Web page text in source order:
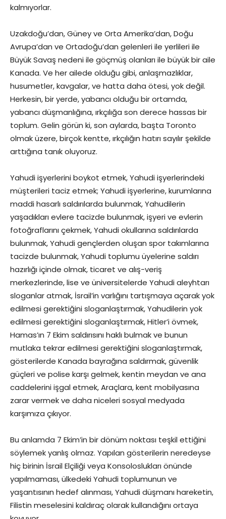
kalmıyorlar.
Uzakdoğu’dan, Güney ve Orta Amerika’dan, Doğu
Avrupa’dan ve Ortadoğu’dan gelenleri ile yerlileri ile
Büyük Savaş nedeni ile göçmüş olanları ile büyük bir aile
Kanada. Ve her ailede olduğu gibi, anlaşmazlıklar,
husumetler, kavgalar, ve hatta daha ötesi, yok değil.
Herkesin, bir yerde, yabancı olduğu bir ortamda,
yabancı düşmanlığına, ırkçılığa son derece hassas bir
toplum. Gelin görün ki, son aylarda, başta Toronto
olmak üzere, birçok kentte, ırkçılığın hatırı sayılır şekilde
arttığına tanık oluyoruz.
Yahudi işyerlerini boykot etmek, Yahudi işyerlerindeki
müşterileri taciz etmek; Yahudi işyerlerine, kurumlarına
maddi hasarlı saldırılarda bulunmak, Yahudilerin
yaşadıkları evlere tacizde bulunmak, işyeri ve evlerin
fotoğraflarını çekmek, Yahudi okullarına saldırılarda
bulunmak, Yahudi gençlerden oluşan spor takımlarına
tacizde bulunmak, Yahudi toplumu üyelerine saldırı
hazırlığı içinde olmak, ticaret ve alış-veriş
merkezlerinde, lise ve üniversitelerde Yahudi aleyhtarı
sloganlar atmak, İsrail’in varlığını tartışmaya açarak yok
edilmesi gerektiğini sloganlaştırmak, Yahudilerin yok
edilmesi gerektiğini sloganlaştırmak, Hitler’i övmek,
Hamas’ın 7 Ekim saldırısını haklı bulmak ve bunun
mutlaka tekrar edilmesi gerektiğini sloganlaştırmak,
gösterilerde Kanada bayrağına saldırmak, güvenlik
güçleri ve polise karşı gelmek, kentin meydan ve ana
caddelerini işgal etmek, Araçlara, kent mobilyasına
zarar vermek ve daha niceleri sosyal medyada
karşımıza çıkıyor.
Bu anlamda 7 Ekim’in bir dönüm noktası teşkil ettiğini
söylemek yanlış olmaz. Yapılan gösterilerin neredeyse
hiç birinin İsrail Elçiliği veya Konsoloslukları önünde
yapılmaması, ülkedeki Yahudi toplumunun ve
yaşantısının hedef alınması, Yahudi düşmanı hareketin,
Filistin meselesini kaldıraç olarak kullandığını ortaya